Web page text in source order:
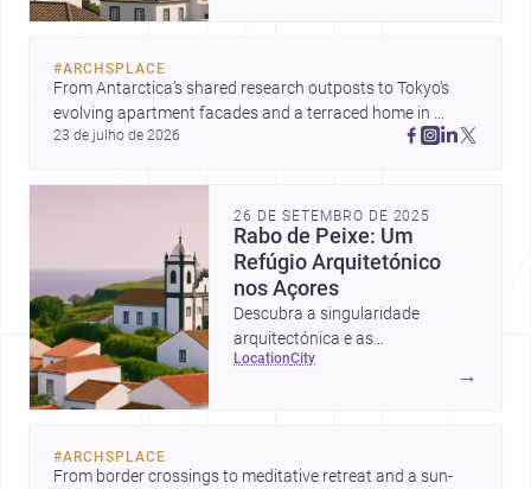
#ARCHSPLACE
From Antarctica’s shared research outposts to Tokyo’s
evolving apartment facades and a terraced home in
Amman, these projects show how architecture adapts to
23 de julho de 2026
26 DE SETEMBRO DE 2025
Rabo de Peixe: Um
Refúgio Arquitetónico
nos Açores
Descubra a singularidade
arquitectónica e as
oportunidades de construção em
location city
→
#ARCHSPLACE
From border crossings to meditative retreat and a sun-